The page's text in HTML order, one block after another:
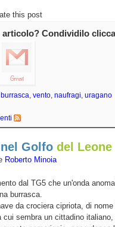
this post
articolo? Condividilo
burrasca vento, naufragi uragano
Golfo del Leone
Roberto Minoia
dal TG5 che un'onda
burrasca.
da crociera cipriota, di
sembra un cittadino